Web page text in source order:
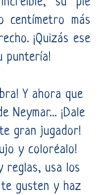
centímetro más
¡Quizás ese
puntería!
Y ahora que
Neymar... ¡Dale
gran jugador!
y coloréalo!
reglas, usa los
gusten y haz